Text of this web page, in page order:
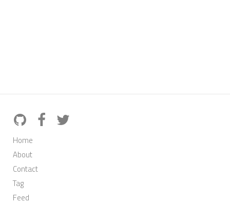
Home
About
Contact
Tag
Feed